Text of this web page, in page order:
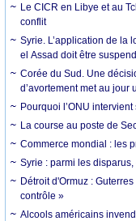
Le CICR en Libye et au
conflit
Syrie. L’application de la
el Assad doit être
Corée du Sud. Une
d’avortement met au jour
Pourquoi l’ONU
La course au poste de
Commerce mondial : les
Syrie : parmi les
Détroit d'Ormuz :
contrôle »
Alcools américains